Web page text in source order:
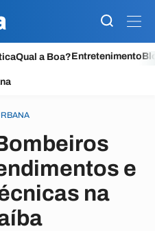
Qual a Boa?Entretenimento
e
na